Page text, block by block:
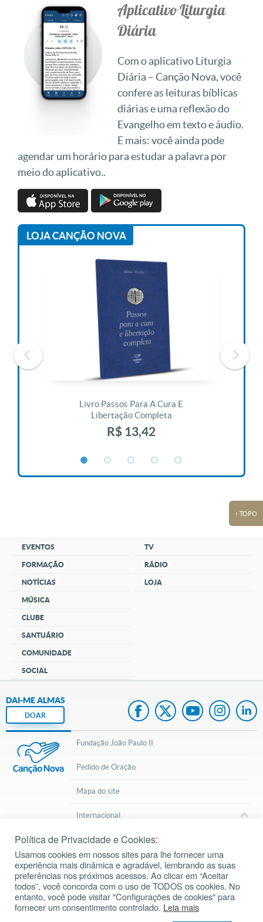
Aplicativo Liturgia
Diária
Com o aplicativo Liturgia
Diária – Canção Nova, você
confere as leituras bíblicas
diárias e uma reflexão do
Evangelho em texto e áudio.
E mais: você ainda pode
agendar um horário para estudar a palavra por
meio do aplicativo..
LOJA CANÇÃO NOVA
Livro Passos Para A Cura E
Libertação Completa
R$ 13,42
↑ TOPO
EVENTOS
FORMAÇÃO
NOTÍCIAS
MÚSICA
CLUBE
SANTUÁRIO
COMUNIDADE
SOCIAL
TV
RÁDIO
LOJA
DAI-ME ALMAS
DOAR
Fundação João Paulo II
Pedido de Oração
Mapa do site
Internacional
cancaonova.com © 2002 – 2026Todos os direitos reservados.
Política de Privacidade e Cookies:
Usamos cookies em nossos sites para lhe fornecer uma
experiência mais dinâmica e agradável, lembrando as suas
preferências nos próximos acessos. Ao clicar em “Aceitar
todos”, você concorda com o uso de TODOS os cookies. No
entanto, você pode visitar "Configurações de cookies" para
fornecer um consentimento controlado. Leia mais
Inscreva-se em nosso Canal do Youtube